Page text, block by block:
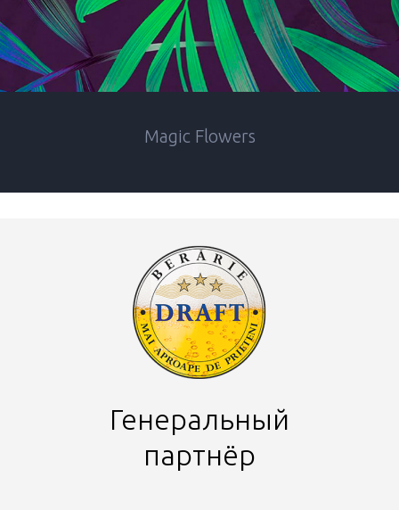
Magic Flowers
Генеральный
партнёр